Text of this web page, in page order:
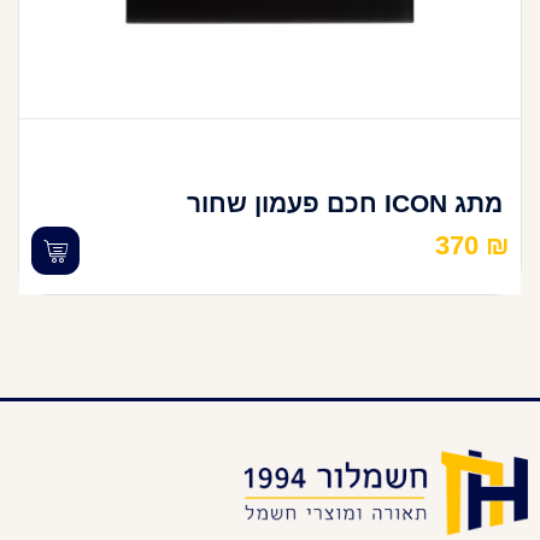
מתג ICON חכם פעמון שחור
370 ₪